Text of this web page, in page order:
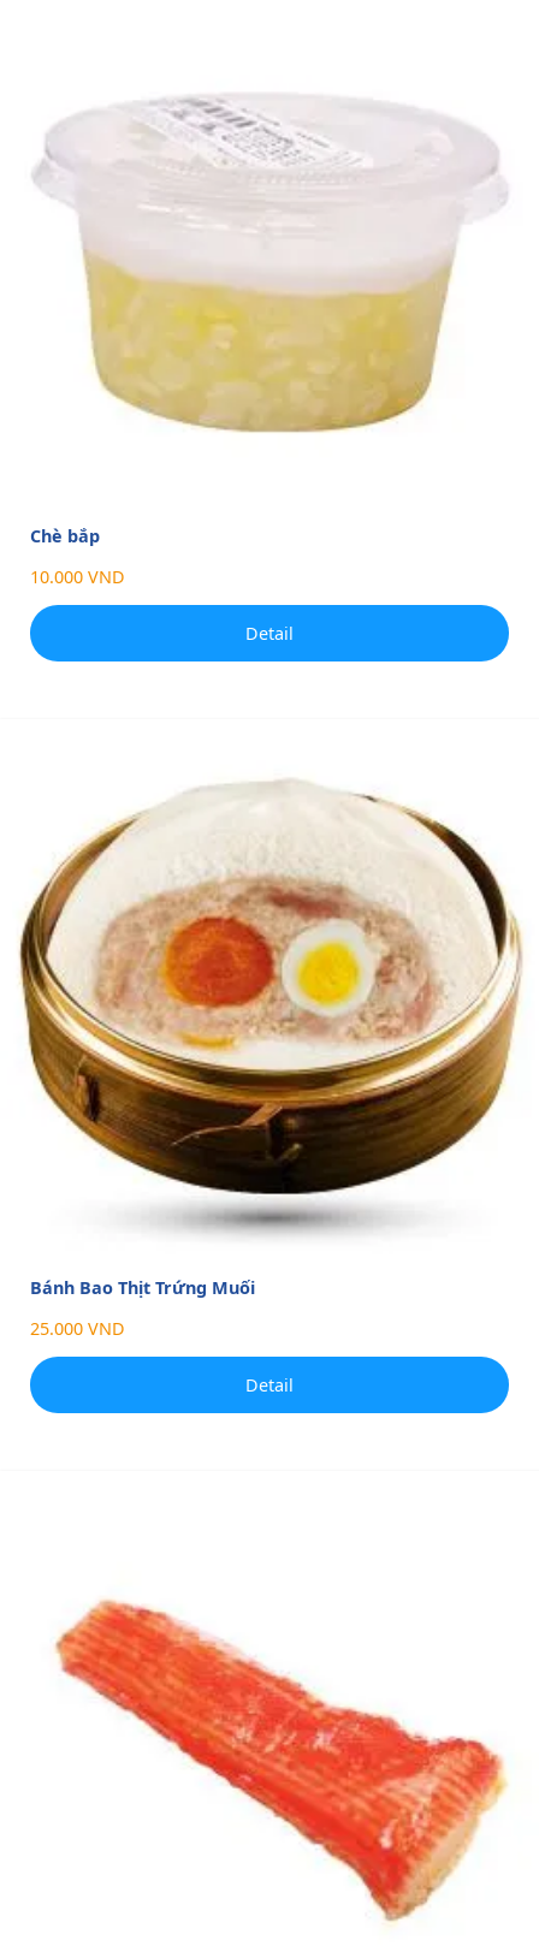
Chè bắp
10.000 VND
Detail
Bánh Bao Thịt Trứng Muối
25.000 VND
Detail